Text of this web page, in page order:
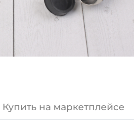
Купить на маркетплейсе